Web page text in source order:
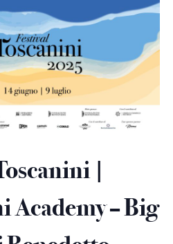
|
Academy – Big